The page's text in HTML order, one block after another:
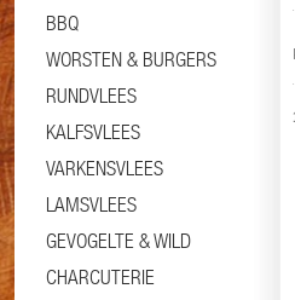
BBQ
WORSTEN & BURGERS
RUNDVLEES
KALFSVLEES
VARKENSVLEES
LAMSVLEES
GEVOGELTE & WILD
CHARCUTERIE